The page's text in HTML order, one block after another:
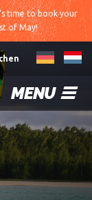
time to book your
of May!
MENU